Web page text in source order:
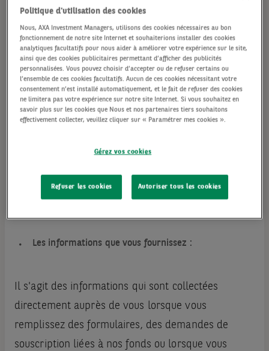
AXA IM veille à minimiser la collecte de données
personnelles, à les tenir à jour et à assurer leur
sécurité. Des mesures techniques et
organisationnelles sont mises en œuvre afin de
garantir la protection appropriée de vos données
contre tout accès, perte, destruction, modification,
seront traitées en fonction des relations que vous
Les informations que vous fournissez :
Il s'agit des informations qui sont collectées
directement auprès de vous lorsque vous
remplissez des formulaires, des demandes de
souscription liées à nos fonds ou lorsque vous
Politique d'utilisation des cookies
Nous, AXA Investment Managers, utilisons des cookies nécessaires au bon
fonctionnement de notre site Internet et souhaiterions installer des cookies
analytiques facultatifs pour nous aider à améliorer votre expérience sur le site,
ainsi que des cookies publicitaires permettant d’afficher des publicités
personnalisées. Vous pouvez choisir d’accepter ou de refuser certains ou
l’ensemble de ces cookies facultatifs. Aucun de ces cookies nécessitant votre
consentement n’est installé automatiquement, et le fait de refuser des cookies
ne limitera pas votre expérience sur notre site Internet. Si vous souhaitez en
savoir plus sur les cookies que Nous et nos partenaires tiers souhaitons
effectivement collecter, veuillez cliquer sur « Paramétrer mes cookies ».
Gérez vos cookies
Refuser les cookies Autoriser tous les cookies